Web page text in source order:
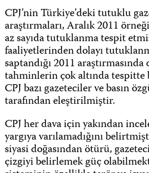
CPJ’nin Türkiye’deki tutuklu
araştırmaları, Aralık 2011
az sayıda tutuklanma tespit
faaliyetlerinden dolayı
saptandığı 2011 araştırmasında
tahminlerin çok altında tespitte
CPJ bazı gazeteciler ve basın
tarafından eleştirilmiştir.
CPJ her dava için yakından
yargıya varılamadığını
siyasi doğasından ötürü,
çizgiyi belirlemek güç